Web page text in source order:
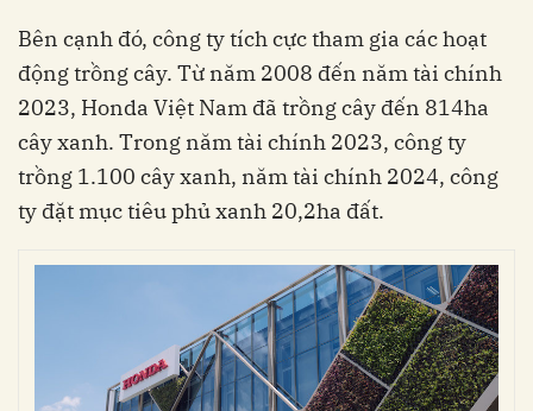
Bên cạnh đó, công ty tích cực tham gia các hoạt
động trồng cây. Từ năm 2008 đến năm tài chính
2023, Honda Việt Nam đã trồng cây đến 814ha
cây xanh. Trong năm tài chính 2023, công ty
trồng 1.100 cây xanh, năm tài chính 2024, công
ty đặt mục tiêu phủ xanh 20,2ha đất.